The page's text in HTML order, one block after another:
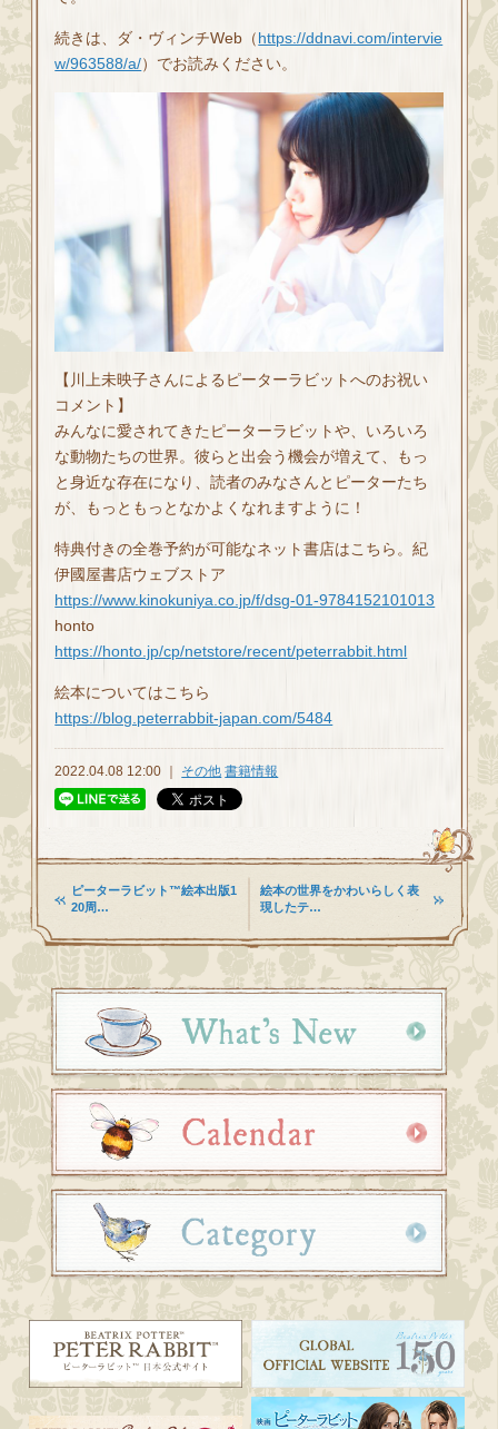
続きは、ダ・ヴィンチWeb（https://ddnavi.com/intervie
w/963588/a/）でお読みください。
【川上未映子さんによるピーターラビットへのお祝い
コメント】
みんなに愛されてきたピーターラビットや、いろいろ
な動物たちの世界。彼らと出会う機会が増えて、もっ
と身近な存在になり、読者のみなさんとピーターたち
が、もっともっとなかよくなれますように！
特典付きの全巻予約が可能なネット書店はこちら。紀
伊國屋書店ウェブストア
https://www.kinokuniya.co.jp/f/dsg-01-9784152101013
honto
https://honto.jp/cp/netstore/recent/peterrabbit.html
絵本についてはこちら
https://blog.peterrabbit-japan.com/5484
2022.04.08 12:00 ｜ その他 書籍情報
ピーターラビット™絵本出版1
20周…
絵本の世界をかわいらしく表
現したテ…